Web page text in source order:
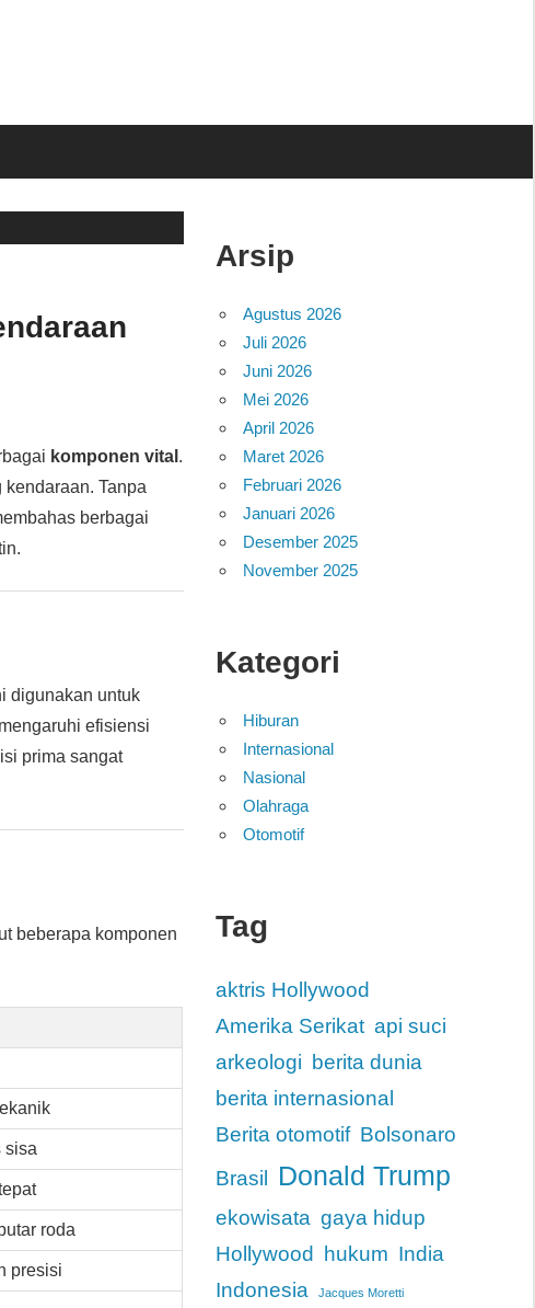
komponen vital .
Tanpa
berbagai
digunakan untuk
efisiensi
prima sangat
beberapa komponen
sisa
roda
presisi
Arsip
Agustus 2026
Juli 2026
Juni 2026
Mei 2026
April 2026
Maret 2026
Februari 2026
Januari 2026
Desember 2025
November 2025
Kategori
Hiburan
Internasional
Nasional
Olahraga
Otomotif
Tag
aktris Hollywood
Amerika Serikat api suci
arkeologi berita dunia
berita internasional
Berita otomotif Bolsonaro
Brasil
Donald Trump
ekowisata gaya hidup
Hollywood
hukum India
Indonesia
Jacques Moretti